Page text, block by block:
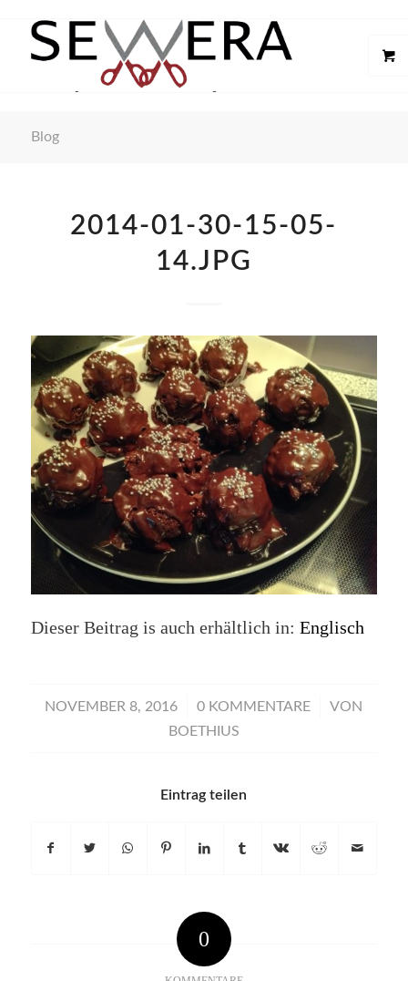
Blog
2014-01-30-15-05-
14.JPG
Dieser Beitrag is auch erhältlich in: Englisch
NOVEMBER 8, 2016
/ 0 KOMMENTARE
/
VON
BOETHIUS
Eintrag teilen
0